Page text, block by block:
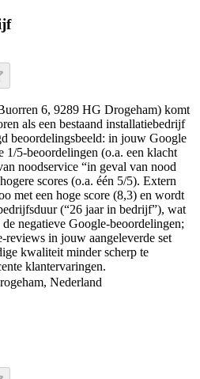
6, 9289 HG Drogeham) komt
als een bestaand installatiebedrijf
beoordelingsbeeld: in jouw Google
1/5-beoordelingen (o.a. een klacht
noodservice “in geval van nood
scores (o.a. één 5/5). Extern
met een hoge score (8,3) en wordt
(“26 jaar in bedrijf”), wat
negatieve Google-beoordelingen;
reviews in jouw aangeleverde set
kwaliteit minder scherp te
klantervaringen.
Nederland